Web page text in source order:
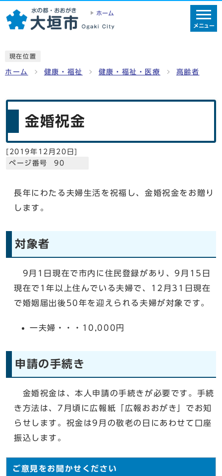
ホーム
メニュー
現在位置
ホーム 健康・福祉 健康・福祉・医療 高齢者
金婚祝金
[ 2019年12月20日]
ページ番号 90
長年にわたる夫婦生活を祝福し、金婚祝金をお贈り
します。
対象者
9月1日現在で市内に住民登録があり、9月15日
現在で1年以上住んでいる夫婦で、12月31日現在
で婚姻届出後50年を迎えられる夫婦が対象です。
一夫婦・・・10,000円
申請の手続き
金婚祝金は、本人申請の手続きが必要です。手続
き方法は、7月頃に広報紙「広報おおがき」でお知
らせします。祝金は9月の敬老の日にあわせて口座
振込します。
ご意見をお聞かせください